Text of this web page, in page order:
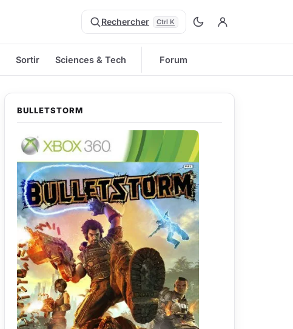
Rechercher Ctrl K
Sortir Sciences & Tech Forum
BULLETSTORM